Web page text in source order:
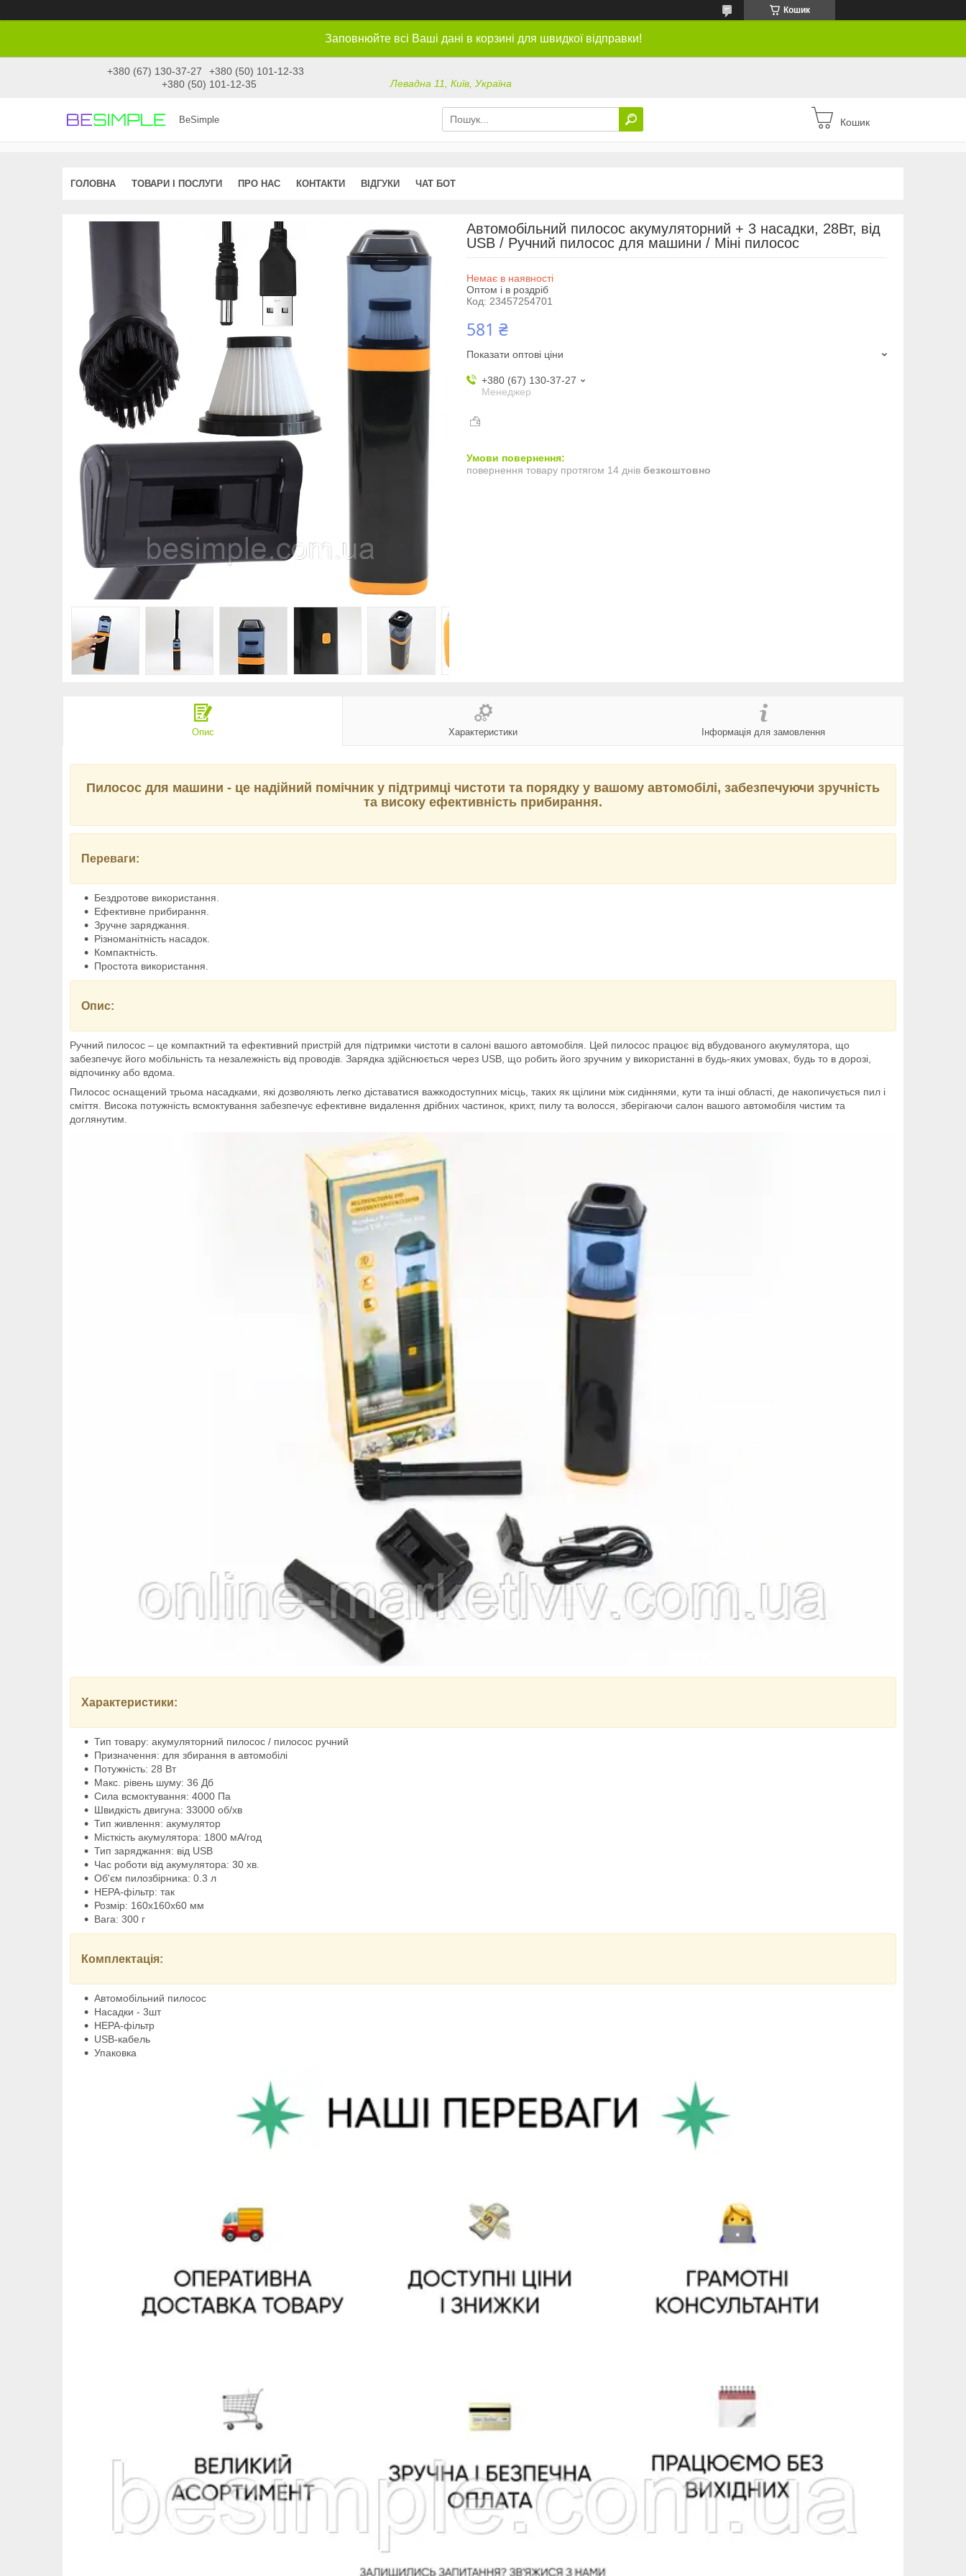
Кошик
Заповнюйте всі Ваші дані в корзині для швидкої відправки!
+380 (67) 130-37-27
+380 (50) 101-12-33
+380 (50) 101-12-35
Левадна 11, Київ, Україна
BeSimple Кошик
ГОЛОВНА ТОВАРИ І ПОСЛУГИ ПРО НАС КОНТАКТИ ВІДГУКИ ЧАТ БОТ
Автомобільний пилосос акумуляторний + 3 насадки, 28Вт, від
USB / Ручний пилосос для машини / Міні пилосос
Немає в наявності
Оптом і в роздріб
Код: 23457254701
581 ₴
Показати оптові ціни
+380 (67) 130-37-27
Менеджер
повернення товару протягом 14 днів безкоштовно
Опис Характеристики Інформація для замовлення
Пилосос для машини - це надійний помічник у підтримці чистоти та порядку у вашому автомобілі, забезпечуючи зручність
та високу ефективність прибирання.
Переваги:
Бездротове використання.
Ефективне прибирання.
Зручне заряджання.
Різноманітність насадок.
Компактність.
Простота використання.
Опис:
Ручний пилосос – це компактний та ефективний пристрій для підтримки чистоти в салоні вашого автомобіля. Цей пилосос працює від вбудованого акумулятора, що
забезпечує його мобільність та незалежність від проводів. Зарядка здійснюється через USB, що робить його зручним у використанні в будь-яких умовах, будь то в дорозі,
відпочинку або вдома.
Пилосос оснащений трьома насадками, які дозволяють легко діставатися важкодоступних місць, таких як щілини між сидіннями, кути та інші області, де накопичується пил і
сміття. Висока потужність всмоктування забезпечує ефективне видалення дрібних частинок, крихт, пилу та волосся, зберігаючи салон вашого автомобіля чистим та
доглянутим.
Характеристики:
Тип товару: акумуляторний пилосос / пилосос ручний
Призначення: для збирання в автомобілі
Потужність: 28 Вт
Макс. рівень шуму: 36 Дб
Сила всмоктування: 4000 Па
Швидкість двигуна: 33000 об/хв
Тип живлення: акумулятор
Місткість акумулятора: 1800 мА/год
Тип заряджання: від USB
Час роботи від акумулятора: 30 хв.
Об'єм пилозбірника: 0.3 л
НЕРА-фільтр: так
Розмір: 160х160х60 мм
Вага: 300 г
Комплектація:
Автомобільний пилосос
Насадки - 3шт
НЕРА-фільтр
USB-кабель
Упаковка